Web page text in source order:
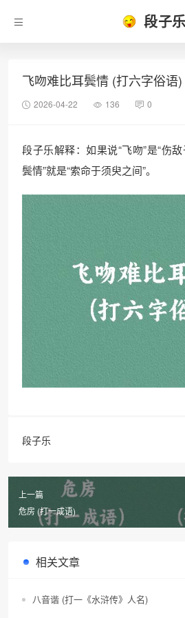
段子乐
飞吻难比耳鬓情 (打六字俗语)
2026-04-22 136 0
段子乐解释：如果说“飞吻”是“伤
鬓情”就是“索命于须臾之间”。
段子乐
上一篇
危房 (打一成语)
相关文章
八音谐 (打一《水浒传》人名)